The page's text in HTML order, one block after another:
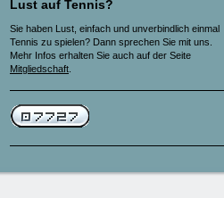
Lust auf Tennis?
Sie haben Lust, einfach und unverbindlich einmal
Tennis zu spielen? Dann sprechen Sie mit uns.
Mehr Infos erhalten Sie auch auf der Seite
Mitgliedschaft